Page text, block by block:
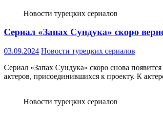
Новости турецких сериалов
Сериал «Запах Сундука» скоро
03.09.2024 Новости турецких сериалов
Сериал «Запах Сундука» скоро снова
актеров, присоединившихся к проекту. К
Новости турецких сериалов